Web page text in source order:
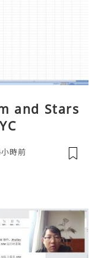
and Stars
時前